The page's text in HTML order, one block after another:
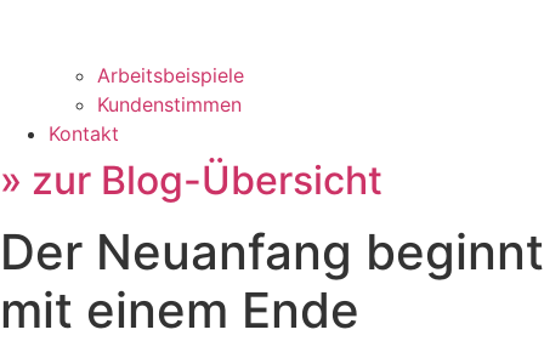
Arbeitsbeispiele
Kundenstimmen
Kontakt
» zur Blog-Übersicht
Der Neuanfang beginnt
mit einem Ende